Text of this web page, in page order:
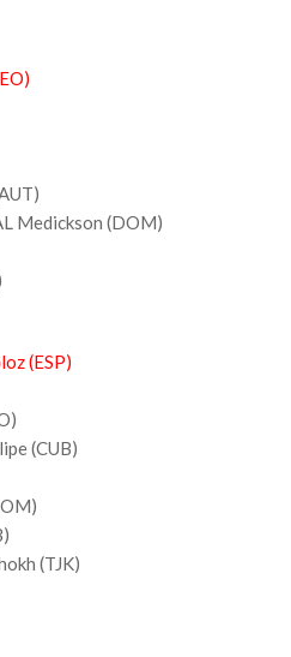
Medickson (DOM)
(ESP)
(CUB)
(TJK)